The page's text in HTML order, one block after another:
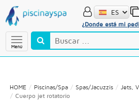
Menú
¿Donde está mi
HOME Piscinas/Spa Spas/Jacuzzis
Jets,
Cuerpo jet rotatorio